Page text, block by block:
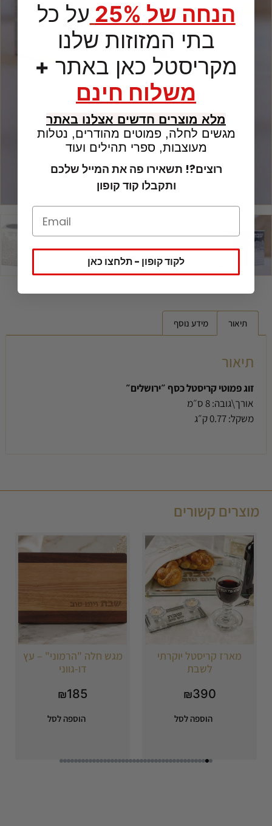
תיאור מידע נוסף
תיאור
זוג פמוטי קריסטל כסף ״ירושלים״
אורך\גובה:8 ס״מ
משקל:0.77 ק״ג
מוצרים קשורים
מארז קריסטל יוקרתי
לשבת
₪390
הוספה לסל
מגש חלה "הרמוני" – עץ
דו-גווני
₪185
הוספה לסל
הנחה של 25%
על כל
בתי המזוזות שלנו
מקריסטל כאן באתר +
משלוח חינם
מלא מוצרים חדשים אצלנו באתר
מגשים לחלה, פמוטים מהודרים, נטלות
מעוצבות, ספרי תהילים ועוד
רוצים?! תשאירו פה את המייל שלכם
ותקבלו קוד קופון
לקוד קופון - תלחצו כאן